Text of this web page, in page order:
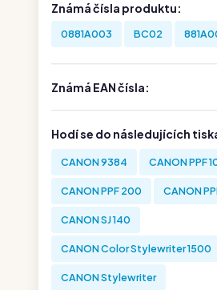
Známá čísla produktu:
0881A003 BC02
Známá EAN čísla:
Hodí se do následujících
CANON 9384 CANON PPF
CANON PPF 200 CANON
CANON SJ 140
CANON Color Stylewriter 1500
CANON Stylewriter